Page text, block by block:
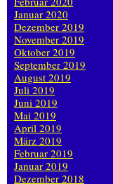
Januar 2020
Dezember 2019
November 2019
Oktober 2019
September 2019
August 2019
Juli 2019
Juni 2019
Mai 2019
April 2019
März 2019
Februar 2019
Januar 2019
Dezember 2018